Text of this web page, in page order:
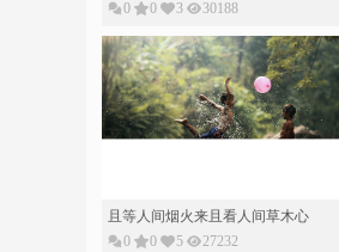
0
0 3 30188
且等人间烟火来且看人间草木心
0
0 5 27232